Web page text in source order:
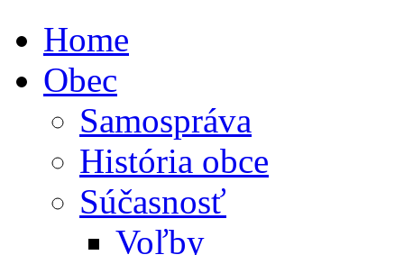
Home
Obec
Samospráva
História obce
Súčasnosť
Voľby